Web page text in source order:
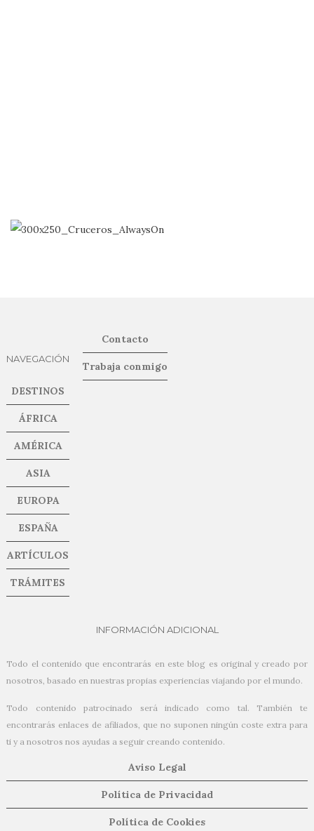
NAVEGACIÓN
DESTINOS
ÁFRICA
AMÉRICA
ASIA
EUROPA
ESPAÑA
ARTÍCULOS
TRÁMITES
Contacto
Trabaja conmigo
INFORMACIÓN ADICIONAL
Todo el contenido que encontrarás en este blog es original y creado por
nosotros, basado en nuestras propias experiencias viajando por el mundo.
Todo contenido patrocinado será indicado como tal. También te
encontrarás enlaces de afiliados, que no suponen ningún coste extra para
ti y a nosotros nos ayudas a seguir creando contenido.
Aviso Legal
Política de Privacidad
Política de Cookies